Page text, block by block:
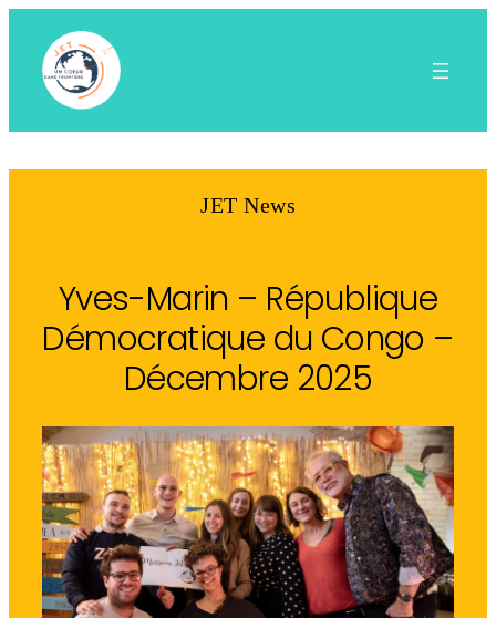
contenu
JET News
Yves-Marin – République
Démocratique du Congo –
Décembre 2025